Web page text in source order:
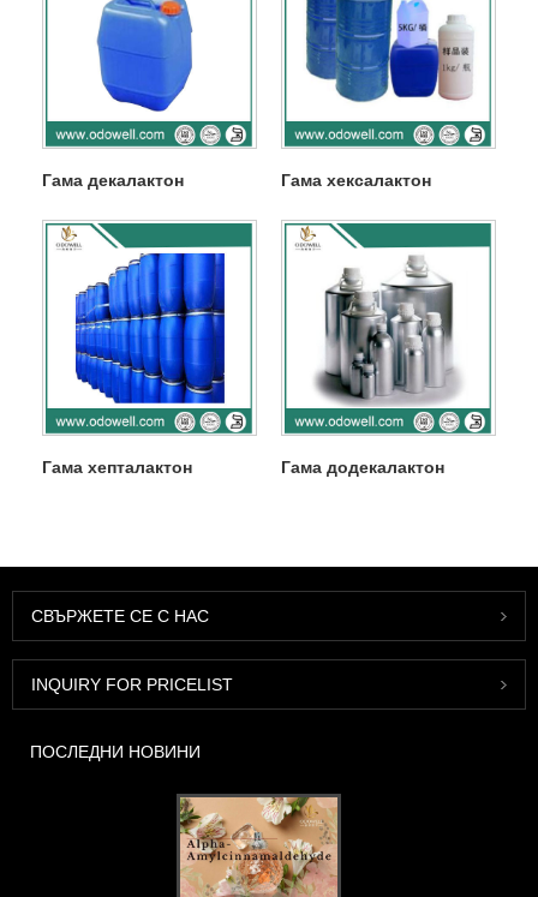
Гама декалактон Гама хексалактон
Гама хепталактон Гама додекалактон
СВЪРЖЕТЕ СЕ С НАС
INQUIRY FOR PRICELIST
ПОСЛЕДНИ НОВИНИ